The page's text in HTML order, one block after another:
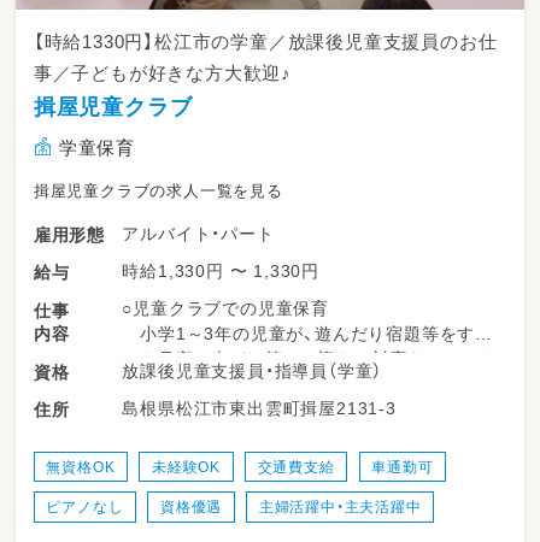
【時給1330円】松江市の学童／放課後児童支援員のお仕
事／子どもが好きな方大歓迎♪
揖屋児童クラブ
学童保育
揖屋児童クラブの求人一覧を見る
雇用形態
アルバイト・パート
給与
時給1,330円 〜 1,330円
仕事
内容
○児童クラブでの児童保育
小学1～3年の児童が、遊んだり宿題等をする
のを見守り声がけ等やお迎えの対応をしていた
だきます。
※夏季冬季とも、外遊びを実施しています。
ありません。
○その他、当クラブの定める業務
資格
放課後児童支援員・指導員（学童）
住所
島根県松江市東出雲町揖屋2131-3
無資格OK 未経験OK 交通費支給 車通勤可
ピアノなし 資格優遇 主婦活躍中・主夫活躍中